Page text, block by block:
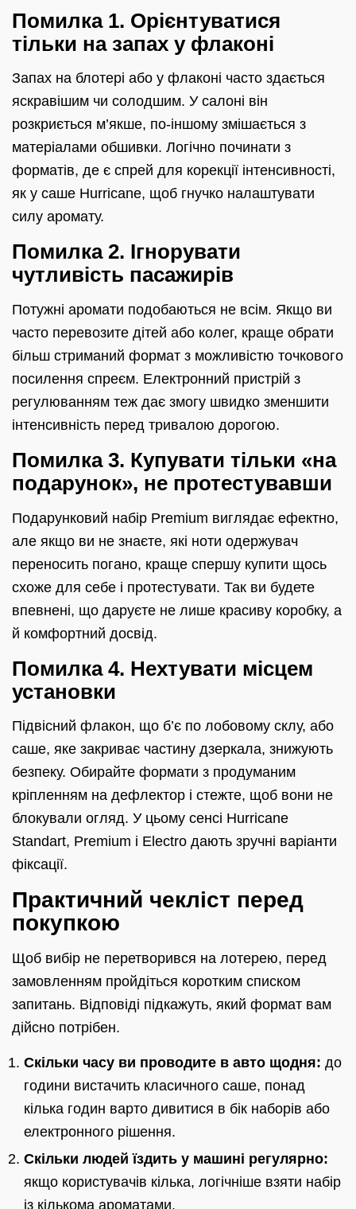
Помилка 1. Орієнтуватися
тільки на запах у флаконі
Запах на блотері або у флаконі часто здається
яскравішим чи солодшим. У салоні він
розкриється м’якше, по-іншому змішається з
матеріалами обшивки. Логічно починати з
форматів, де є спрей для корекції інтенсивності,
як у саше Hurricane, щоб гнучко налаштувати
силу аромату.
Помилка 2. Ігнорувати
чутливість пасажирів
Потужні аромати подобаються не всім. Якщо ви
часто перевозите дітей або колег, краще обрати
більш стриманий формат з можливістю точкового
посилення спреєм. Електронний пристрій з
регулюванням теж дає змогу швидко зменшити
інтенсивність перед тривалою дорогою.
Помилка 3. Купувати тільки «на
подарунок», не протестувавши
Подарунковий набір Premium виглядає ефектно,
але якщо ви не знаєте, які ноти одержувач
переносить погано, краще спершу купити щось
схоже для себе і протестувати. Так ви будете
впевнені, що даруєте не лише красиву коробку, а
й комфортний досвід.
Помилка 4. Нехтувати місцем
установки
Підвісний флакон, що б’є по лобовому склу, або
саше, яке закриває частину дзеркала, знижують
безпеку. Обирайте формати з продуманим
кріпленням на дефлектор і стежте, щоб вони не
блокували огляд. У цьому сенсі Hurricane
Standart, Premium і Electro дають зручні варіанти
фіксації.
Практичний чекліст перед
покупкою
Щоб вибір не перетворився на лотерею, перед
замовленням пройдіться коротким списком
запитань. Відповіді підкажуть, який формат вам
дійсно потрібен.
Скільки часу ви проводите в авто щодня: до
години вистачить класичного саше, понад
кілька годин варто дивитися в бік наборів або
електронного рішення.
Скільки людей їздить у машині регулярно:
якщо користувачів кілька, логічніше взяти набір
із кількома ароматами.